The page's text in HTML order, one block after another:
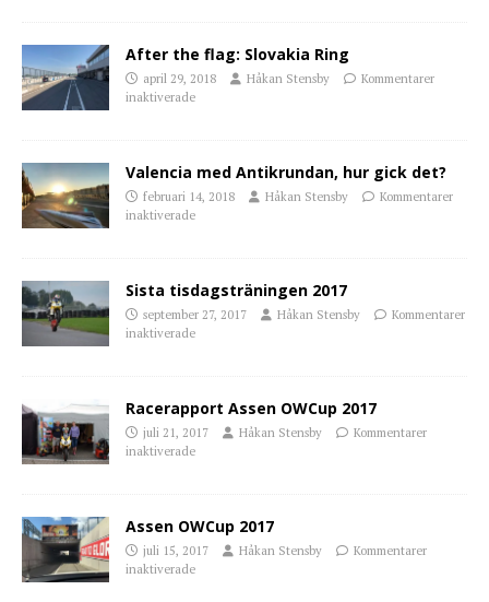
After the flag: Slovakia Ring
april 29, 2018 Håkan Stensby
Kommentarer
inaktiverade
Valencia med Antikrundan, hur gick det?
februari 14, 2018 Håkan Stensby
Kommentarer
inaktiverade
Sista tisdagsträningen 2017
september 27, 2017 Håkan Stensby
Kommentarer
inaktiverade
Racerapport Assen OWCup 2017
juli 21, 2017 Håkan Stensby
Kommentarer
inaktiverade
Assen OWCup 2017
juli 15, 2017 Håkan Stensby
Kommentarer
inaktiverade